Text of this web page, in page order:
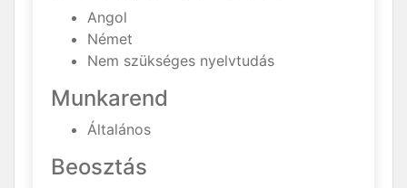
Angol
Német
Nem szükséges nyelvtudás
Munkarend
Általános
Beosztás